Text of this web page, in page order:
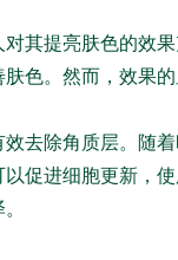
其提亮肤色的效
色。然而，效果的
去除角质层。随
促进细胞更新，